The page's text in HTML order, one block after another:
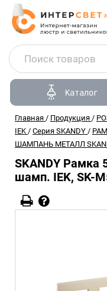
Каталог
Главная / Продукция /
IEK / Серия SKANDY /
ШАМПАНЬ МЕТАЛЛ
SKANDY Рамка
шамп. IEK, SK-